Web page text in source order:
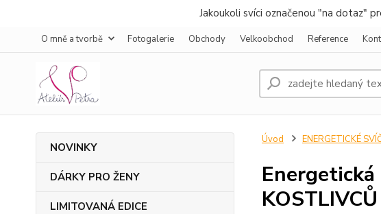
Jakoukoli svíci označenou "na dotaz"
O mně a tvorbě Fotogalerie Obchody Velkoobchod Reference
NOVINKY
DÁRKY PRO ŽENY
LIMITOVANÁ EDICE
Úvod ENERGETICKÉ